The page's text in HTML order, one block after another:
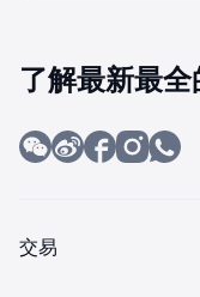
了解最新最
交易